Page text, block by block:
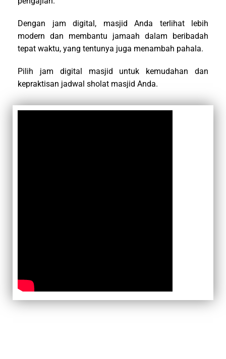
Dengan jam digital, masjid Anda terlihat lebih
modern dan membantu jamaah dalam beribadah
tepat waktu, yang tentunya juga menambah pahala.
Pilih jam digital masjid untuk kemudahan dan
kepraktisan jadwal sholat masjid Anda.